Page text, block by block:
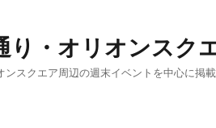
り・オリオンスク
スクエア周辺の週末イベントを中心に掲載